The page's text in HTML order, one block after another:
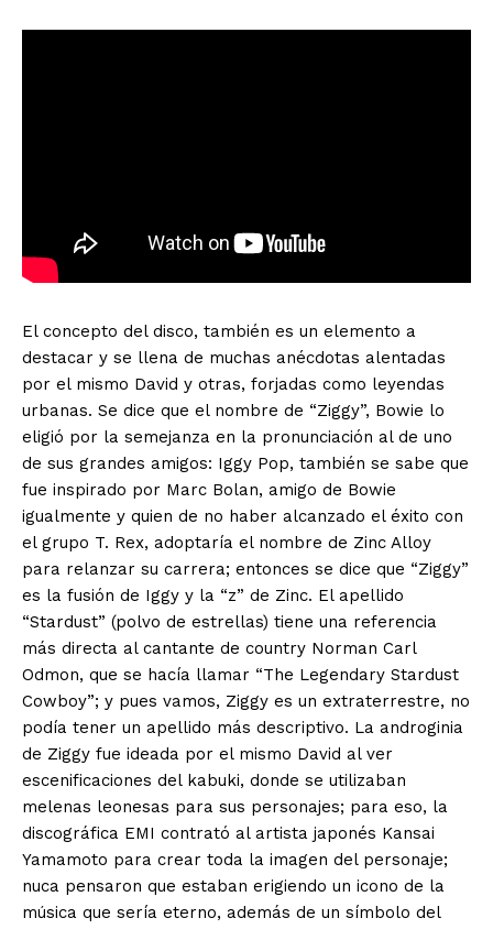
El concepto del disco, también es un elemento a
destacar y se llena de muchas anécdotas alentadas
por el mismo David y otras, forjadas como leyendas
urbanas. Se dice que el nombre de “Ziggy”, Bowie lo
eligió por la semejanza en la pronunciación al de uno
de sus grandes amigos: Iggy Pop, también se sabe que
fue inspirado por Marc Bolan, amigo de Bowie
igualmente y quien de no haber alcanzado el éxito con
el grupo T. Rex, adoptaría el nombre de Zinc Alloy
para relanzar su carrera; entonces se dice que “Ziggy”
es la fusión de Iggy y la “z” de Zinc. El apellido
“Stardust” (polvo de estrellas) tiene una referencia
más directa al cantante de country Norman Carl
Odmon, que se hacía llamar “The Legendary Stardust
Cowboy”; y pues vamos, Ziggy es un extraterrestre, no
podía tener un apellido más descriptivo. La androginia
de Ziggy fue ideada por el mismo David al ver
escenificaciones del kabuki, donde se utilizaban
melenas leonesas para sus personajes; para eso, la
discográfica EMI contrató al artista japonés Kansai
Yamamoto para crear toda la imagen del personaje;
nuca pensaron que estaban erigiendo un icono de la
música que sería eterno, además de un símbolo del